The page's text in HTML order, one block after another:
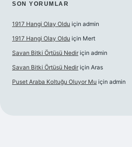
SON YORUMLAR
1917 Hangi Olay Oldu için admin
1917 Hangi Olay Oldu için Mert
Savan Bitki Örtüsü Nedir için admin
Savan Bitki Örtüsü Nedir için Aras
Puset Araba Koltuğu Oluyor Mu için admin